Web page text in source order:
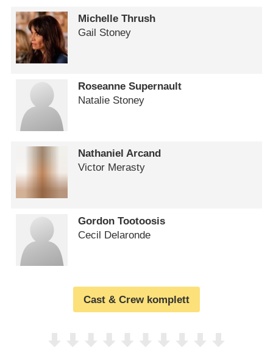
Michelle Thrush
Gail Stoney
Roseanne Supernault
Natalie Stoney
Nathaniel Arcand
Victor Merasty
Gordon Tootoosis
Cecil Delaronde
Cast & Crew komplett